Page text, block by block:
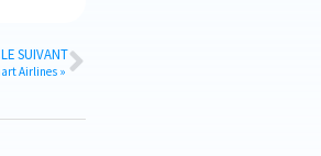
SUIVANT
Airlines »